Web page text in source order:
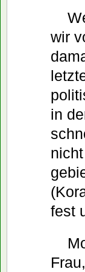
wir
in
fest
Frau,